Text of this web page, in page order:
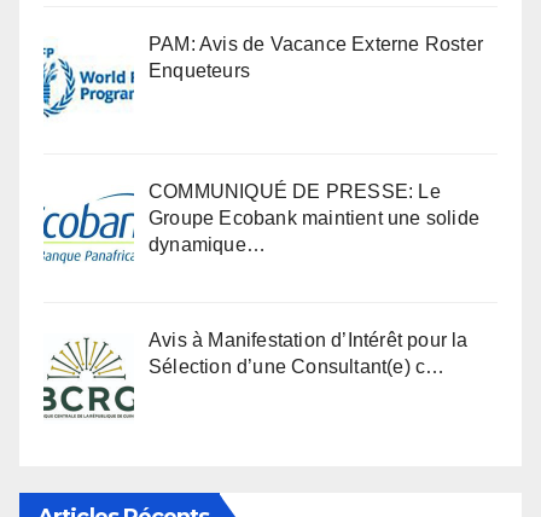
PAM: Avis de Vacance Externe Roster
Enqueteurs
COMMUNIQUÉ DE PRESSE: Le
Groupe Ecobank maintient une solide
dynamique…
Avis à Manifestation d’Intérêt pour la
Sélection d’une Consultant(e) c…